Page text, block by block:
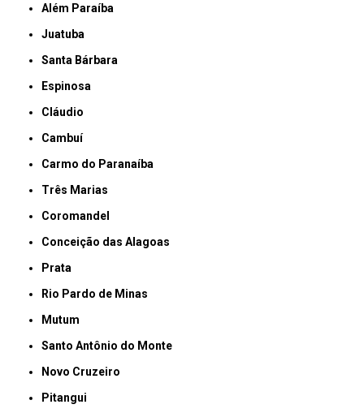
Além Paraíba
Juatuba
Santa Bárbara
Espinosa
Cláudio
Cambuí
Carmo do Paranaíba
Três Marias
Coromandel
Conceição das Alagoas
Prata
Rio Pardo de Minas
Mutum
Santo Antônio do Monte
Novo Cruzeiro
Pitangui